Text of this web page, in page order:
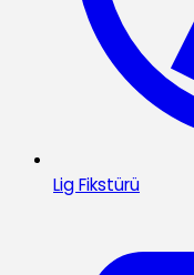
Lig Fikstürü